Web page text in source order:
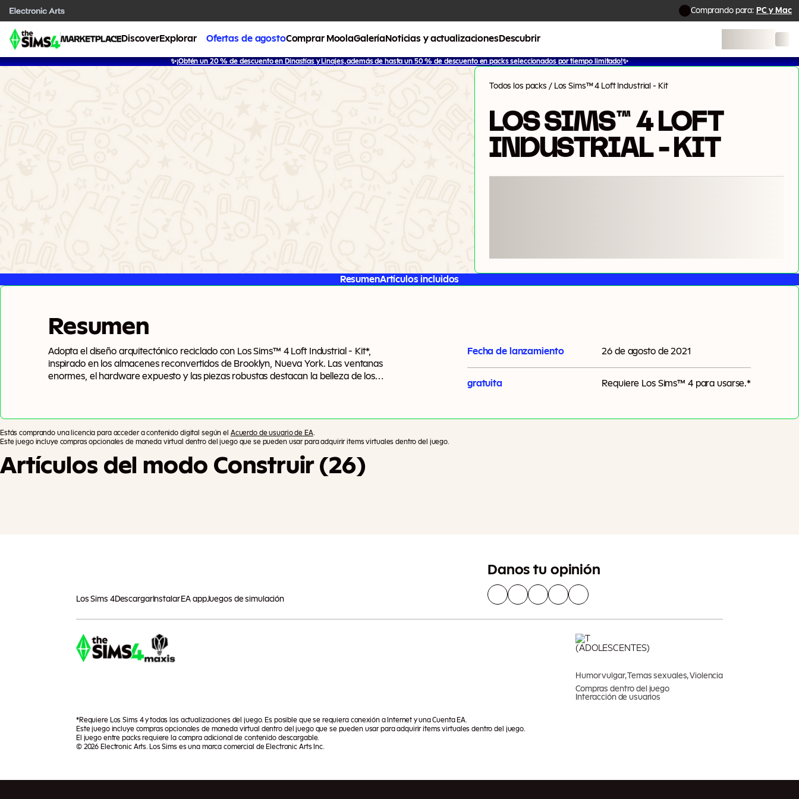
Comprando para: PC y Mac
DiscoverExplorar Ofertas de agostoComprar MoolaGalería Noticias y actualizaciones Descubrir
✨¡Obtén un 20 % de descuento en Dinastías y Linajes, además de hasta un 50 % de descuento en packs seleccionados por tiempo limitado!✨
Todos los packs / Los Sims™ 4 Loft Industrial - Kit
LOS SIMS™ 4 LOFT
INDUSTRIAL - KIT
ResumenArtículos incluidos
Resumen
Adopta el diseño arquitectónico reciclado con Los Sims™ 4 Loft Industrial - Kit*,
inspirado en los almacenes reconvertidos de Brooklyn, Nueva York. Las ventanas
enormes, el hardware expuesto y las piezas robustas destacan la belleza de los
Fecha de lanzamiento 26 de agosto de 2021
gratuita Requiere Los Sims™ 4para usarse.*
Estás comprando una licencia para acceder a contenido digital según el Acuerdo de usuario de EA.
Este juego incluye compras opcionales de moneda virtual dentro del juego que se pueden usar para adquirir ítems virtuales dentro del juego.
Artículos del modo Construir (26)
Los Sims 4DescargarInstalar EA appJuegos de simulación
Danos tu opinión
Humor vulgar, Temas sexuales, Violencia
Compras dentro del juego
Interacción de usuarios
*Requiere Los Sims 4 y todas las actualizaciones del juego. Es posible que se requiera conexión a Internet y una Cuenta EA.
Este juego incluye compras opcionales de moneda virtual dentro del juego que se pueden usar para adquirir ítems virtuales dentro del juego.
El juego entre packs requiere la compra adicional de contenido descargable.
© 2026 Electronic Arts. Los Sims es una marca comercial de Electronic Arts Inc.